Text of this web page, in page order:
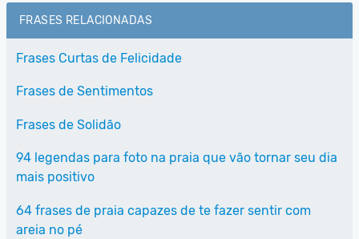
FRASES RELACIONADAS
Frases Curtas de Felicidade
Frases de Sentimentos
Frases de Solidão
94 legendas para foto na praia que vão tornar seu dia
mais positivo
64 frases de praia capazes de te fazer sentir com
areia no pé